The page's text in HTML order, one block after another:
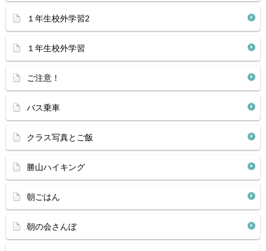
１年生校外学習2
１年生校外学習
ご注意！
バス乗車
クラス写真とご飯
勝山ハイキング
朝ごはん
朝の会さんぼ